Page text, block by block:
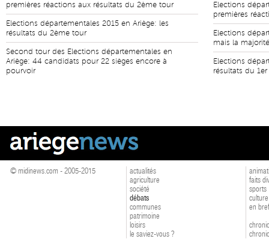
premières réactions aux résultats du 2ème tour
Elections départementales 2015 en Ariège: les
résultats du 2ème tour
Second tour des Elections départementales en
Ariège: 44 candidats pour 22 sièges encore à
pourvoir
Elections
premières
Elections
mais la
Elections
résultats du
© midinews.com - 2005-2015
actualités
agriculture
société
débats
communes
patrimoine
loisirs
le saviez-vous ?
faits
sports
culture
en bref